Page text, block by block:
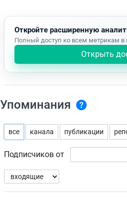
Откройте расширенную
Полный доступ ко всем метрикам в
Открыть
Упоминания
все канала публикации
Подписчиков от